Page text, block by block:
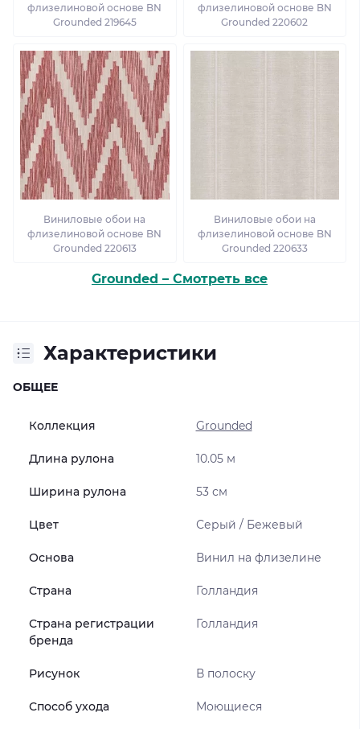
флизелиновой основе BN
Grounded 219645
флизелиновой основе BN
Grounded 220602
Виниловые обои на
флизелиновой основе BN
Grounded 220613
Виниловые обои на
флизелиновой основе BN
Grounded 220633
Grounded – Смотреть все
Характеристики
ОБЩЕЕ
Коллекция Grounded
Длина рулона 10.05 м
Ширина рулона 53 см
Цвет Серый / Бежевый
Основа Винил на флизелине
Страна Голландия
Страна регистрации
бренда
Голландия
Рисунок В полоску
Способ ухода Моющиеся